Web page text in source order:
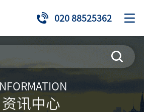
020 88525362
INFORMATION
资讯中心